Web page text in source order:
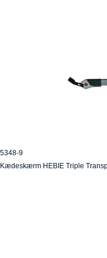
5348-9
Kædeskærm HEBIE Triple